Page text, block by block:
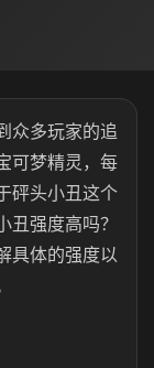
众多玩家的追
可梦精灵，每
砰头小丑这个
强度高吗？
具体的强度以